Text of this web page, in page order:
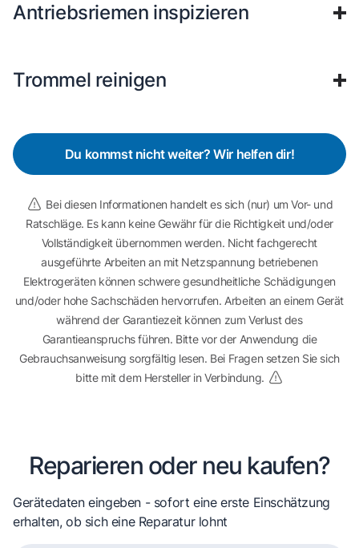
Antriebsriemen inspizieren
Trommel reinigen
Du kommst nicht weiter? Wir helfen dir!
Bei diesen Informationen handelt es sich (nur) um Vor- und
Ratschläge. Es kann keine Gewähr für die Richtigkeit und/oder
Vollständigkeit übernommen werden. Nicht fachgerecht
ausgeführte Arbeiten an mit Netzspannung betriebenen
Elektrogeräten können schwere gesundheitliche Schädigungen
und/oder hohe Sachschäden hervorrufen. Arbeiten an einem Gerät
während der Garantiezeit können zum Verlust des
Garantieanspruchs führen. Bitte vor der Anwendung die
Gebrauchsanweisung sorgfältig lesen. Bei Fragen setzen Sie sich
bitte mit dem Hersteller in Verbindung.
Reparieren oder neu kaufen?
Gerätedaten eingeben - sofort eine erste Einschätzung
erhalten, ob sich eine Reparatur lohnt